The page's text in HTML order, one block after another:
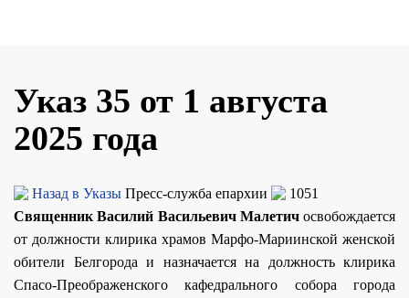
Указ 35 от 1 августа
2025 года
Назад в Указы Пресс-служба епархии
1051
Священник Василий Васильевич Малетичосвобождается
от должности клирика храмов Марфо-Мариинской женской
обители Белгорода и назначается на должность клирика
Спасо-Преображенского кафедрального собора города